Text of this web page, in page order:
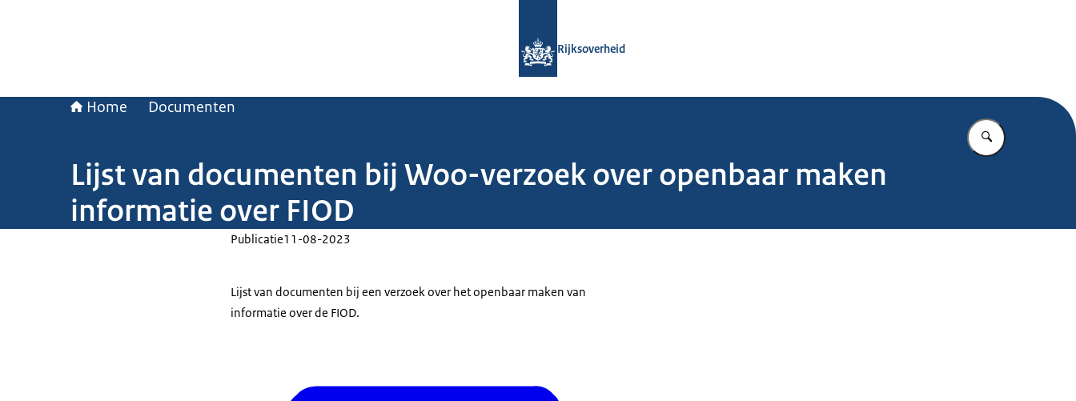
Rijksoverheid
Home Documenten
Vul in wat u
Lijst van documenten bij Woo-verzoek over openbaar maken
informatie over FIOD
Publicatie11-08-2023
Lijst van documenten bij een verzoek over het openbaar maken van
informatie over de FIOD.